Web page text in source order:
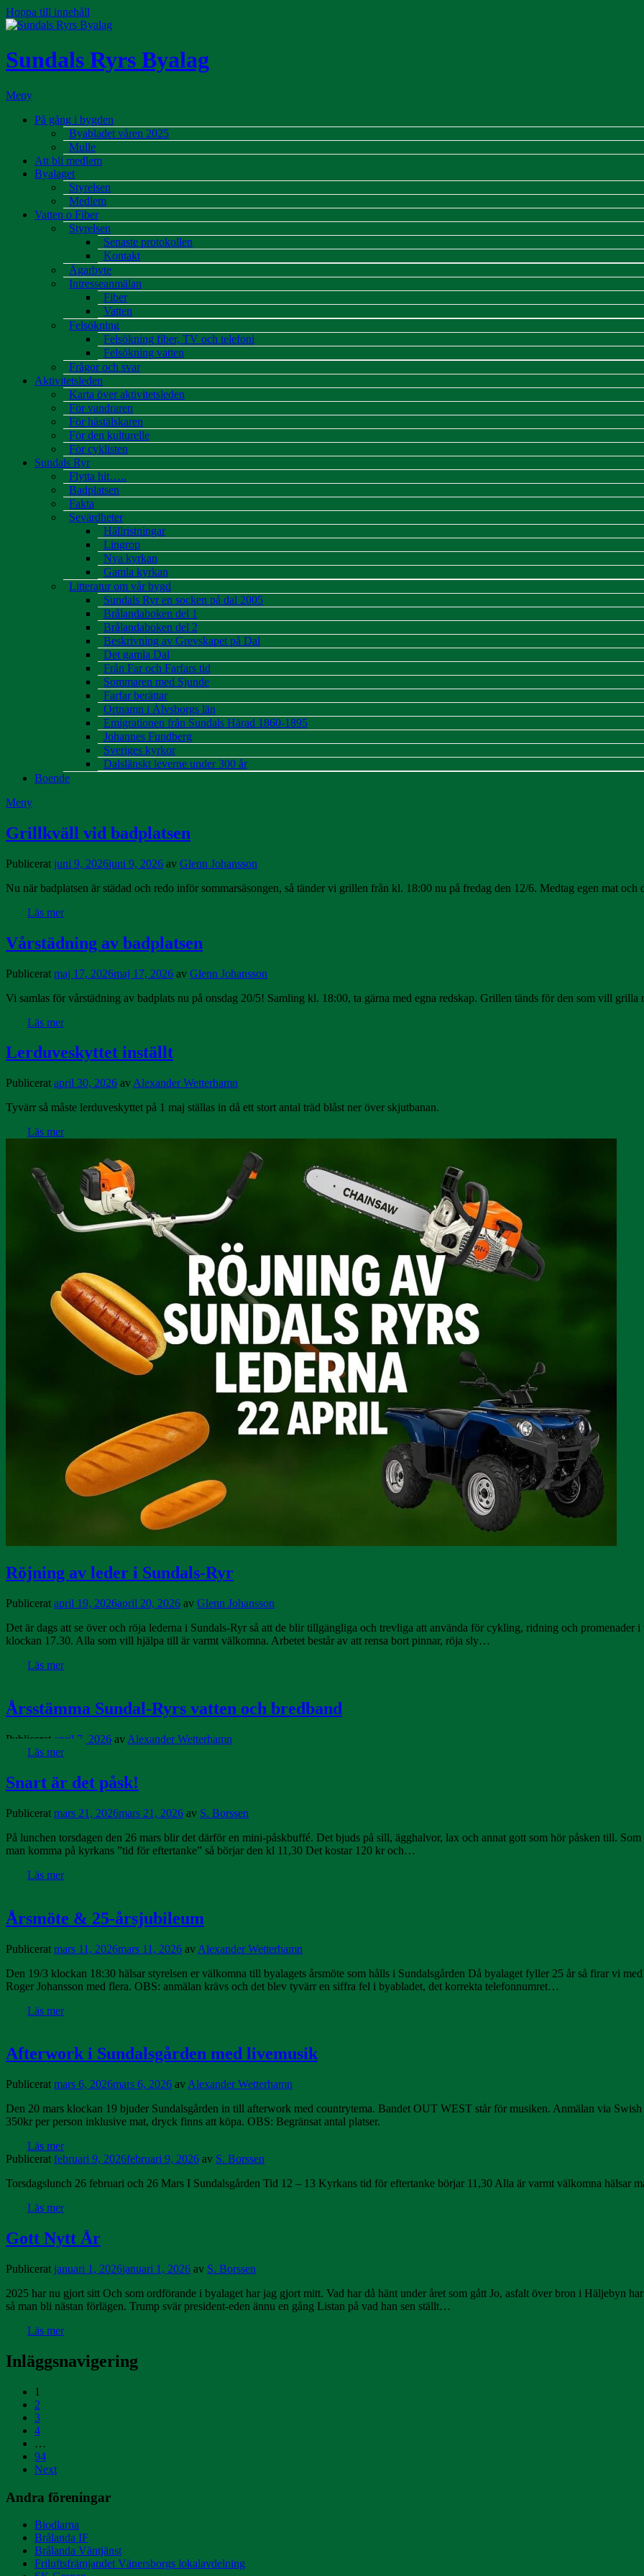
Hoppa till innehåll
Sundals Ryrs Byalag
Meny
På gång i bygden
Byabladet våren 2025
Mulle
Att bli medlem
Byalaget
Styrelsen
Medlem
Vatten o Fiber
Styrelsen
Senaste protokollen
Kontakt
Ägarbyte
Intresseanmälan
Fiber
Vatten
Felsökning
Felsökning fiber, TV och telefoni
Felsökning vatten
Frågor och svar
Aktivitetsleden
Karta över aktivitetsleden
För vandraren
För hästälskaren
För den kulturelle
För cyklisten
Sundals Ryr
Flytta hit…..
Badplatsen
Fakta
Sevärdheter
Hällristningar
Lingrop
Nya kyrkan
Gamla kyrkan
Litteratur om vår bygd
Sundals Ryr en socken på dal 2005
Brålandaboken del 1
Brålandaboken del 2
Beskrivning av Grevskapet på Dal
Det gamla Dal
Från Far och Farfars tid
Sommaren med Sjunde
Farfar berättar
Ortnamn i Älvsborgs län
Emigrationen från Sundals Härad 1860-1895
Johannes Fundberg
Sveriges kyrkor
Dalslänskt leverne under 300 år
Boende
Meny
Grillkväll vid badplatsen
Publicerat juni 9, 2026juni 9, 2026 av Glenn Johansson
Nu när badplatsen är städad och redo inför sommarsäsongen, så tänder vi grillen från kl. 18:00 nu på fredag den 12/6. Medtag egen mat
Läs mer
Vårstädning av badplatsen
Publicerat maj 17, 2026maj 17, 2026 av Glenn Johansson
Vi samlas för vårstädning av badplats nu på onsdag 20/5! Samling kl. 18:00, ta gärna med egna redskap. Grillen tänds för den som vill grilla
Läs mer
Lerduveskyttet inställt
Publicerat april 30, 2026 av Alexander Wetterhamn
Tyvärr så måste lerduveskyttet på 1 maj ställas in då ett stort antal träd blåst ner över skjutbanan.
Läs mer
Röjning av leder i Sundals-Ryr
Publicerat april 19, 2026april 20, 2026 av Glenn Johansson
Det är dags att se över och röja lederna i Sundals-Ryr så att de blir tillgängliga och trevliga att använda för cykling, ridning och
klockan 17.30. Alla som vill hjälpa till är varmt välkomna. Arbetet består av att rensa bort pinnar, röja sly…
Läs mer
Årsstämma Sundal-Ryrs vatten och bredband
Publicerat april 7, 2026 av Alexander Wetterhamn
Läs mer
Snart är det påsk!
Publicerat mars 21, 2026mars 21, 2026 av S. Borssen
På lunchen torsdagen den 26 mars blir det därför en mini-påskbuffé. Det bjuds på sill, ägghalvor, lax och annat gott som hör påsken till.
man komma på kyrkans ”tid för eftertanke” så börjar den kl 11,30 Det kostar 120 kr och…
Läs mer
Årsmöte & 25-årsjubileum
Publicerat mars 11, 2026mars 11, 2026 av Alexander Wetterhamn
Den 19/3 klockan 18:30 hälsar styrelsen er välkomna till byalagets årsmöte som hålls i Sundalsgården Då byalaget fyller 25 år så firar vi
Roger Johansson med flera. OBS: anmälan krävs och det blev tyvärr en siffra fel i byabladet, det korrekta telefonnumret…
Läs mer
Afterwork i Sundalsgården med livemusik
Publicerat mars 6, 2026mars 6, 2026 av Alexander Wetterhamn
Den 20 mars klockan 19 bjuder Sundalsgården in till afterwork med countrytema. Bandet OUT WEST står för musiken. Anmälan via
350kr per person inklusive mat, dryck finns att köpa. OBS: Begränsat antal platser.
Läs mer
Publicerat februari 9, 2026februari 9, 2026 av S. Borssen
Torsdagslunch 26 februari och 26 Mars I Sundalsgården Tid 12 – 13 Kyrkans tid för eftertanke börjar 11,30 Alla är varmt välkomna hälsar
Läs mer
Gott Nytt År
Publicerat januari 1, 2026januari 1, 2026 av S. Borssen
2025 har nu gjort sitt Och som ordförande i byalaget har jag gjort mitt. Vad har då hänt under året som gått Jo, asfalt över bron i Häljebyn
så man bli nästan förlägen. Trump svär president-eden ännu en gång Listan på vad han sen ställt…
Läs mer
Inläggsnavigering
1
2
3
4
…
94
Next
Andra föreningar
Biodlarna
Brålanda IF
Brålanda Väntjänst
Friluftsfrämjandet Vänersborgs lokalavdelning